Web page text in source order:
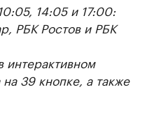
14:05 и 17:00:
РБК Ростов и РБК
39 кнопке, а также